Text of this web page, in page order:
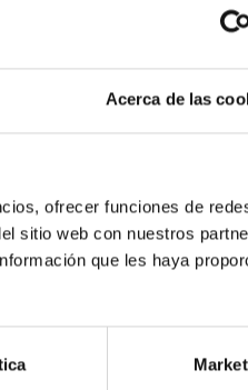
Acerca de las
ofrecer funciones de
sitio web con nuestros
que les haya